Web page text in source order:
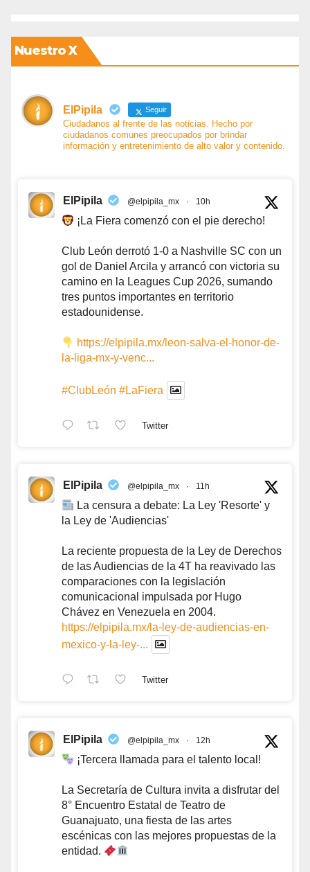
Nuestro X
ElPipila Seguir
Ciudadanos al frente de las noticias. Hecho por
ciudadanos comunes preocupados por brindar
información y entretenimiento de alto valor y contenido.
ElPipila @elpipila_mx · 10h
¡La Fiera comenzó con el pie derecho!
Club León derrotó 1-0 a Nashville SC con un
gol de Daniel Arcila y arrancó con victoria su
camino en la Leagues Cup 2026, sumando
tres puntos importantes en territorio
estadounidense.
https://elpipila.mx/leon-salva-el-honor-de-
la-liga-mx-y-venc...
#ClubLeón #LaFiera
Twitter
ElPipila @elpipila_mx · 11h
La censura a debate: La Ley 'Resorte' y
la Ley de 'Audiencias'
La reciente propuesta de la Ley de Derechos
de las Audiencias de la 4T ha reavivado las
comparaciones con la legislación
comunicacional impulsada por Hugo
Chávez en Venezuela en 2004.
https://elpipila.mx/la-ley-de-audiencias-en-
mexico-y-la-ley-...
Twitter
ElPipila @elpipila_mx · 12h
¡Tercera llamada para el talento local!
La Secretaría de Cultura invita a disfrutar del
8° Encuentro Estatal de Teatro de
Guanajuato, una fiesta de las artes
escénicas con las mejores propuestas de la
entidad.